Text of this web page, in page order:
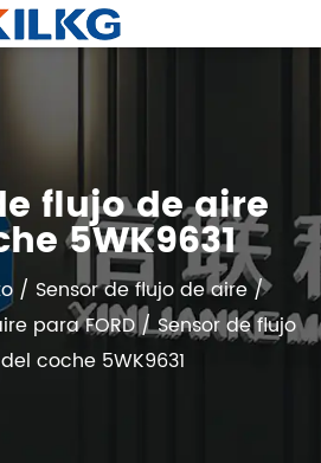
flujo de aire
5WK9631
/ Sensor de flujo de aire/
para FORD/Sensor de flujo
coche 5WK9631